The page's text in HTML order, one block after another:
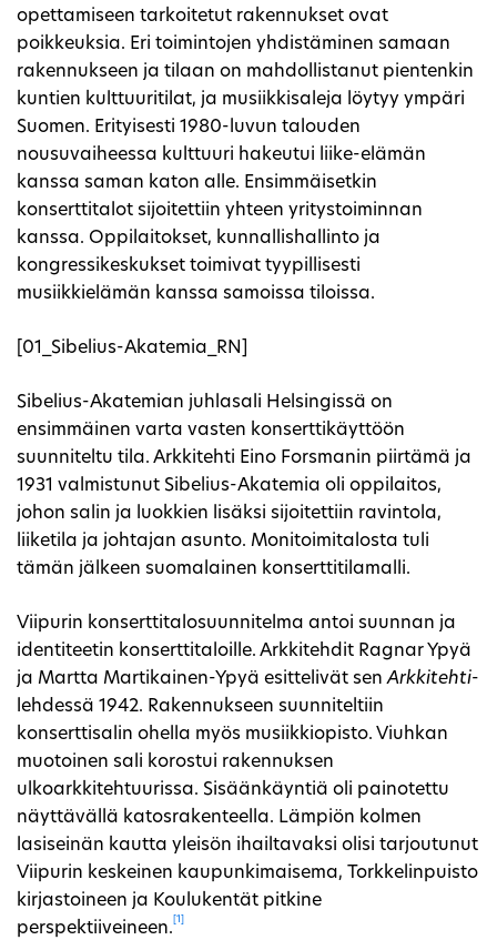
opettamiseen tarkoitetut rakennukset ovat
poikkeuksia. Eri toimintojen yhdistäminen samaan
rakennukseen ja tilaan on mahdollistanut pientenkin
kuntien kulttuuritilat, ja musiikkisaleja löytyy ympäri
Suomen. Erityisesti 1980-luvun talouden
nousuvaiheessa kulttuuri hakeutui liike-elämän
kanssa saman katon alle. Ensimmäisetkin
konserttitalot sijoitettiin yhteen yritystoiminnan
kanssa. Oppilaitokset, kunnallishallinto ja
kongressikeskukset toimivat tyypillisesti
musiikkielämän kanssa samoissa tiloissa.
[01_Sibelius-Akatemia_RN]
Sibelius-Akatemian juhlasali Helsingissä on
ensimmäinen varta vasten konserttikäyttöön
suunniteltu tila. Arkkitehti Eino Forsmanin piirtämä ja
1931 valmistunut Sibelius-Akatemia oli oppilaitos,
johon salin ja luokkien lisäksi sijoitettiin ravintola,
liiketila ja johtajan asunto. Monitoimitalosta tuli
tämän jälkeen suomalainen konserttitilamalli.
Viipurin konserttitalosuunnitelma antoi suunnan ja
identiteetin konserttitaloille. Arkkitehdit Ragnar Ypyä
ja Martta Martikainen-Ypyä esittelivät senArkkitehti-
lehdessä 1942. Rakennukseen suunniteltiin
konserttisalin ohella myös musiikkiopisto. Viuhkan
muotoinen sali korostui rakennuksen
ulkoarkkitehtuurissa. Sisäänkäyntiä oli painotettu
näyttävällä katosrakenteella. Lämpiön kolmen
lasiseinän kautta yleisön ihailtavaksi olisi tarjoutunut
Viipurin keskeinen kaupunkimaisema, Torkkelinpuisto
kirjastoineen ja Koulukentät pitkine
perspektiiveineen.
[1]